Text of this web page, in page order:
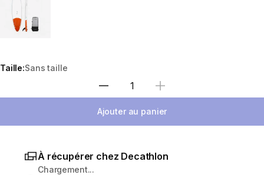
Taille:Sans taille
Sélectionnez la quantité
Ajouter au panier
À récupérer chez Decathlon
Chargement...